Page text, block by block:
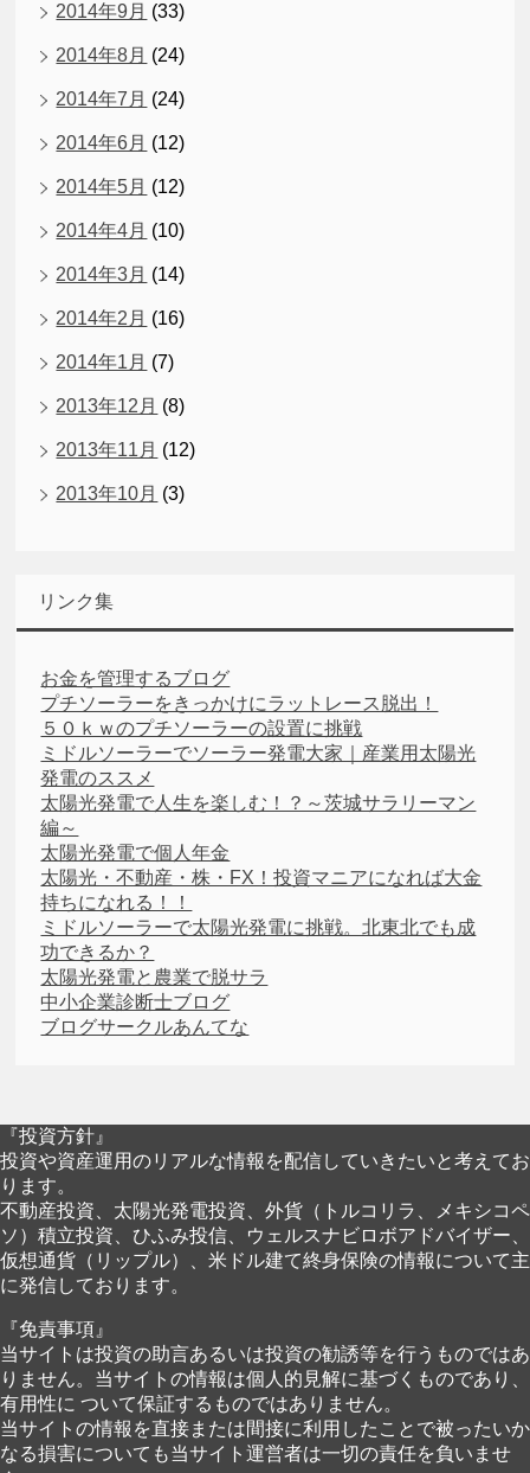
2014年9月 (33)
2014年8月 (24)
2014年7月 (24)
2014年6月 (12)
2014年5月 (12)
2014年4月 (10)
2014年3月 (14)
2014年2月 (16)
2014年1月 (7)
2013年12月 (8)
2013年11月 (12)
2013年10月 (3)
リンク集
お金を管理するブログ
プチソーラーをきっかけにラットレース脱出！
５０ｋｗのプチソーラーの設置に挑戦
ミドルソーラーでソーラー発電大家｜産業用太陽光
発電のススメ
太陽光発電で人生を楽しむ！？～茨城サラリーマン
編～
太陽光発電で個人年金
太陽光・不動産・株・FX！投資マニアになれば大金
持ちになれる！！
ミドルソーラーで太陽光発電に挑戦。北東北でも成
功できるか？
太陽光発電と農業で脱サラ
中小企業診断士ブログ
ブログサークルあんてな
『投資方針』
投資や資産運用のリアルな情報を配信していきたいと考えてお
ります。
不動産投資、太陽光発電投資、外貨（トルコリラ、メキシコペ
ソ）積立投資、ひふみ投信、ウェルスナビロボアドバイザー、
仮想通貨（リップル）、米ドル建て終身保険の情報について主
に発信しております。
『免責事項』
当サイトは投資の助言あるいは投資の勧誘等を行うものではあ
りません。当サイトの情報は個人的見解に基づくものであり、
有用性に ついて保証するものではありません。
当サイトの情報を直接または間接に利用したことで被ったいか
なる損害についても当サイト運営者は一切の責任を負いませ